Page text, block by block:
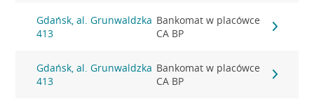
Gdańsk, al. Grunwaldzka
413
Bankomat w placówce
CA BP
Gdańsk, al. Grunwaldzka
413
Bankomat w placówce
CA BP